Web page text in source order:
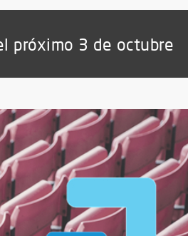
próximo 3 de octubre